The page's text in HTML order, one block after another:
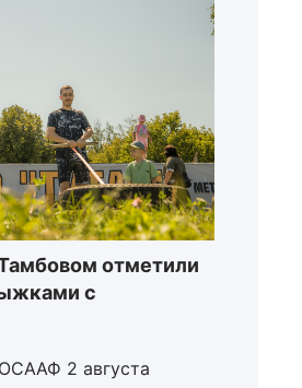
отметили
с
2 августа